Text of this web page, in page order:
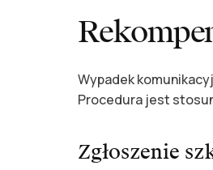
Wypadek
Procedura jest
Zgłoszenie